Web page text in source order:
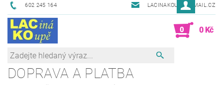
602 245 164 LACINAKOUPE@EMAIL.CZ
0 0 Kč
DOPRAVA A PLATBA